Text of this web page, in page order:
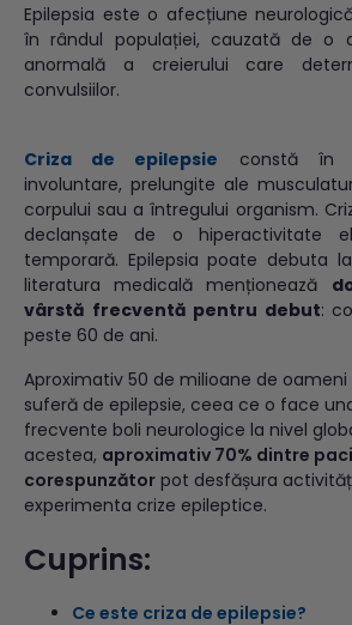
Epilepsia este o afecțiune
în rândul populației, cauzată de o
anormală a creierului care
convulsiilor.
Criza de epilepsie constă în
involuntare, prelungite ale
corpului sau a întregului organism.
declanșate de o hiperactivitate
temporară. Epilepsia poate debuta
literatura medicală menționează
vârstă frecventă pentru debut:
peste 60 de ani.
Aproximativ 50 de milioane de
suferă de epilepsie, ceea ce o face
frecvente boli neurologice la nivel
acestea, aproximativ 70% dintre
corespunzător pot desfășura
experimenta crize epileptice.
Cuprins:
Ce este criza de epilepsie?